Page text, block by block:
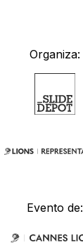
Organiza:
Evento de: